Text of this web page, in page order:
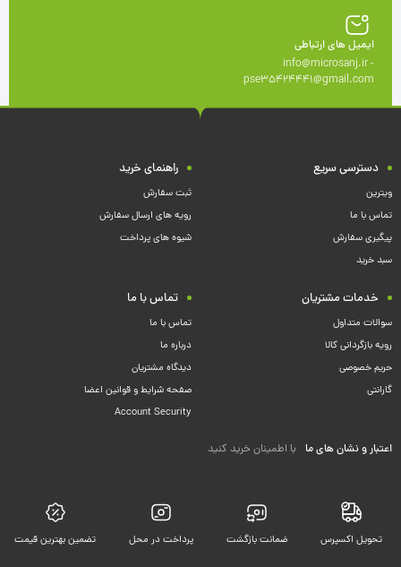
ایمیل های ارتباطی
info@microsanj.ir -
pse35424441@gmail.com
دسترسی سریع
ویترین
تماس با ما
پیگیری سفارش
سبد خرید
راهنمای خرید
ثبت سفارش
رویه های ارسال سفارش
شیوه های پرداخت
خدمات مشتریان
سوالات متداول
رویه بازگردانی کالا
حریم خصوصی
گارانتی
تماس با ما
تماس با ما
درباره ما
دیدگاه مشتریان
صفحه شرایط و قوانین اعضا
Account Security
اعتبار و نشان های ما با اطمینان خرید کنید
تحویل اکسپرس ضمانت بازگشت پرداخت در محل تضمین بهترین قیمت